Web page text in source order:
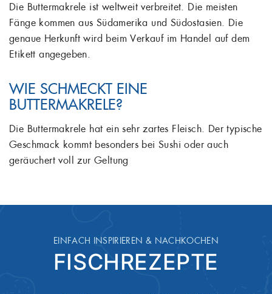
Die Buttermakrele ist weltweit verbreitet. Die meisten
Fänge kommen aus Südamerika und Südostasien. Die
genaue Herkunft wird beim Verkauf im Handel auf dem
Etikett angegeben.
WIE SCHMECKT EINE
BUTTERMAKRELE?
Die Buttermakrele hat ein sehr zartes Fleisch. Der typische
Geschmack kommt besonders bei Sushi oder auch
geräuchert voll zur Geltung
EINFACH INSPIRIEREN & NACHKOCHEN
FISCHREZEPTE